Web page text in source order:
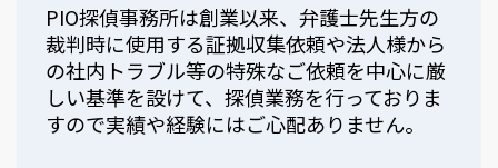
PIO探偵事務所は創業以来、弁護士先生方の
裁判時に使用する証拠収集依頼や法人様から
の社内トラブル等の特殊なご依頼を中心に厳
しい基準を設けて、探偵業務を行っておりま
すので実績や経験にはご心配ありません。